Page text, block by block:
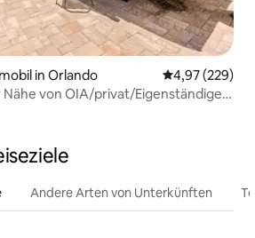
in Orlando
4,97 (229)
von OIA/privat/Eigenständiger
Andere Arten von Unterkünften